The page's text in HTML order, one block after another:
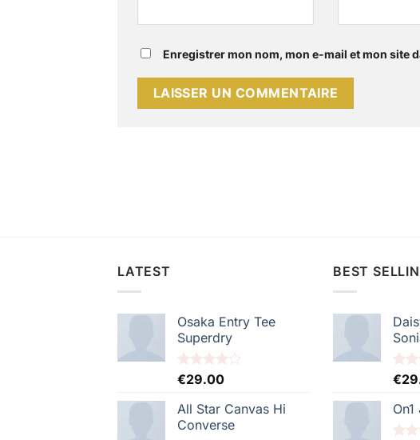
Enregistrer mon nom, mon e-mail et mon site
LATEST
Osaka Entry Tee
Superdry
Note
5
€29.00
All Star Canvas Hi
Converse
BEST
Note
5
€